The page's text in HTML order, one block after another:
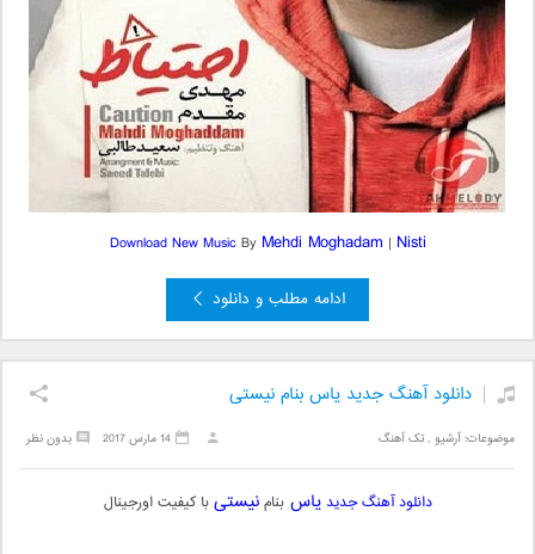
Download New MusicBy Mehdi Moghadam | Nisti
ادامه مطلب و دانلود
دانلود آهنگ جدید یاس بنام نیستی
موضوعات:آرشیو ,تک آهنگ بدون نظر 14 مارس 2017
دانلود آهنگ جدید یاس بنامنیستیبا کیفیت اورجینال